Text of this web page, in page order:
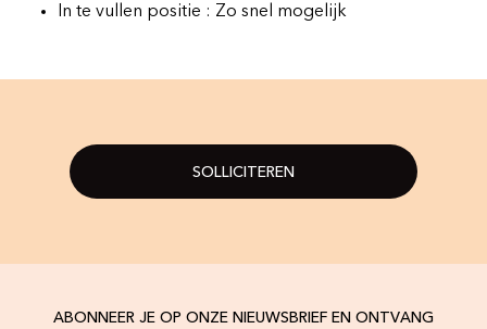
In te vullen positie : Zo snel mogelijk
SOLLICITEREN
ABONNEER JE OP ONZE NIEUWSBRIEF EN ONTVANG